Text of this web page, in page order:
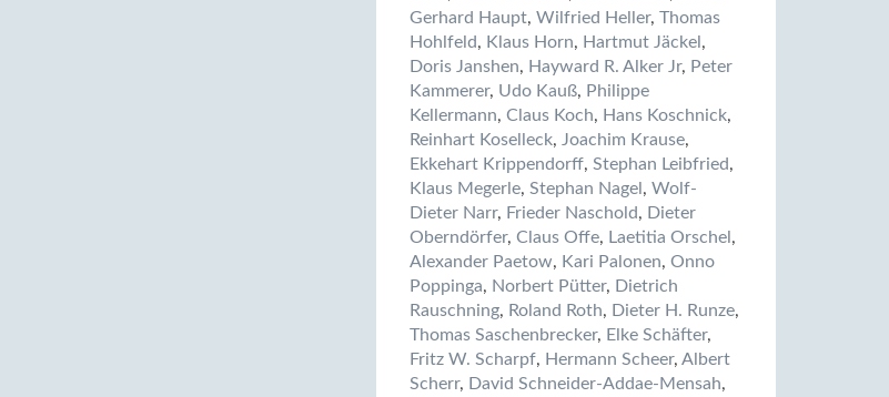
Gerhard Haupt, Wilfried Heller, Thomas
Hohlfeld, Klaus Horn, Hartmut Jäckel ,
Doris Janshen, Hayward R. Alker Jr, Peter
Kammerer, Udo Kauß, Philippe
Kellermann, Claus Koch, Hans Koschnick,
Reinhart Koselleck, Joachim Krause,
Ekkehart Krippendorff, Stephan Leibfried,
Klaus Megerle, Stephan Nagel , Wolf-
Dieter Narr, Frieder Naschold, Dieter
Oberndörfer, Claus Offe, Laetitia Orschel ,
Alexander Paetow, Kari Palonen, Onno
Poppinga, Norbert Pütter, Dietrich
Rauschning, Roland Roth, Dieter H. Runze,
Thomas Saschenbrecker, Elke Schäfter,
Fritz W. Scharpf, Hermann Scheer, Albert
Scherr, David Schneider-Addae-Mensah,